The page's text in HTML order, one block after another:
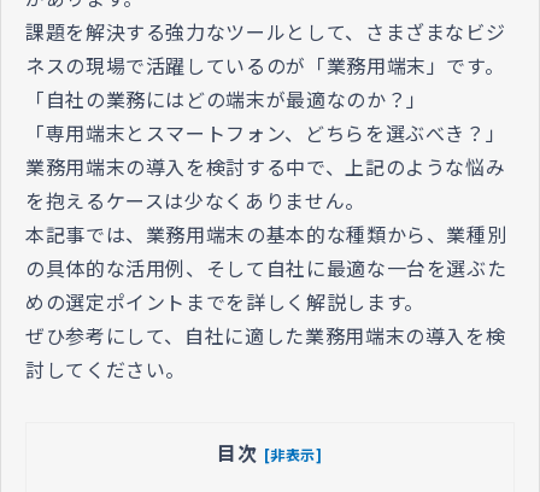
課題を解決する強力なツールとして、さまざまなビジ
ネスの現場で活躍しているのが「業務用端末」です。
「自社の業務にはどの端末が最適なのか？」
「専用端末とスマートフォン、どちらを選ぶべき？」
業務用端末の導入を検討する中で、上記のような悩み
を抱えるケースは少なくありません。
本記事では、業務用端末の基本的な種類から、業種別
の具体的な活用例、そして自社に最適な一台を選ぶた
めの選定ポイントまでを詳しく解説します。
ぜひ参考にして、自社に適した業務用端末の導入を検
討してください。
目次 [非表示]